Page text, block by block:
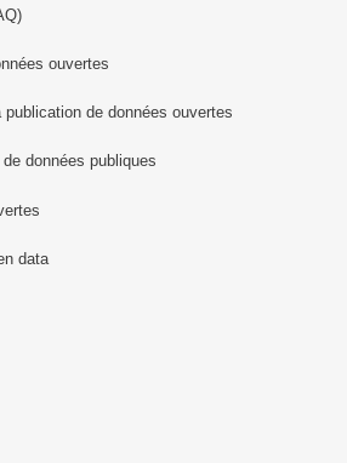
ouvertes
de données ouvertes
données publiques
data